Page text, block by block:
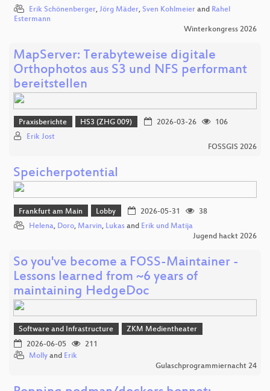
Erik Schönenberger, Jörg Mäder, Sven Kohlmeier and Rahel
Estermann
Winterkongress 2026
MapServer: Terabyteweise digitale
Orthophotos aus S3 und NFS performant
bereitstellen
Praxisberichte HS3 (ZHG 009) 2026-03-26
106
Erik Jost
FOSSGIS 2026
Speicherpotential
Frankfurt am Main Lobby 2026-05-31
38
Helena, Doro, Marvin, Lukas and Erik und Matija
Jugend hackt 2026
So you've become a FOSS-Maintainer -
Lessons learned from ~6 years of
maintaining HedgeDoc
Software and Infrastructure
ZKM Medientheater
2026-06-05
211
Molly and Erik
Gulaschprogrammiernacht 24